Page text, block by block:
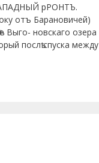
рРОНТЪ.
отъ Барановичей)
Выго- новскаго озера
послѣ спуска между